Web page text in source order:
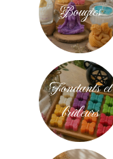
Bougies
Fondants et
brûleurs